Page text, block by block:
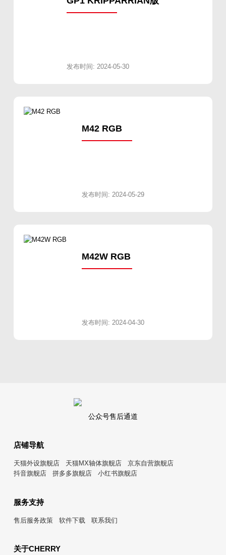
发布时间: 2024-05-30
M42 RGB
发布时间: 2024-05-29
M42W RGB
发布时间: 2024-04-30
公众号售后通道
店铺导航
天猫外设旗舰店 天猫MX轴体旗舰店
京东自营旗舰店
抖音旗舰店
拼多多旗舰店 小红书旗舰店
服务支持
售后服务政策 软件下载 联系我们
关于CHERRY